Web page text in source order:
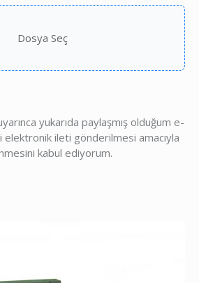
Dosya Seç
yukarıda paylaşmış olduğum e-
ileti gönderilmesi amacıyla
kabul ediyorum.